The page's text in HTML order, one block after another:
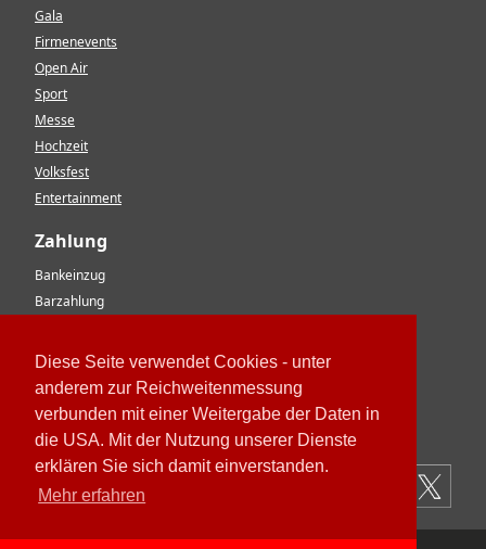
Diese Seite verwendet Cookies - unter
anderem zur Reichweitenmessung
verbunden mit einer Weitergabe der Daten in
die USA. Mit der Nutzung unserer Dienste
erklären Sie sich damit einverstanden.
Mehr erfahren
Gala
Firmenevents
Open Air
Sport
Messe
Hochzeit
Volksfest
Entertainment
Zahlung
Bankeinzug
Barzahlung
EC-Karte
Kreditkarte
Rechnung
Paypal